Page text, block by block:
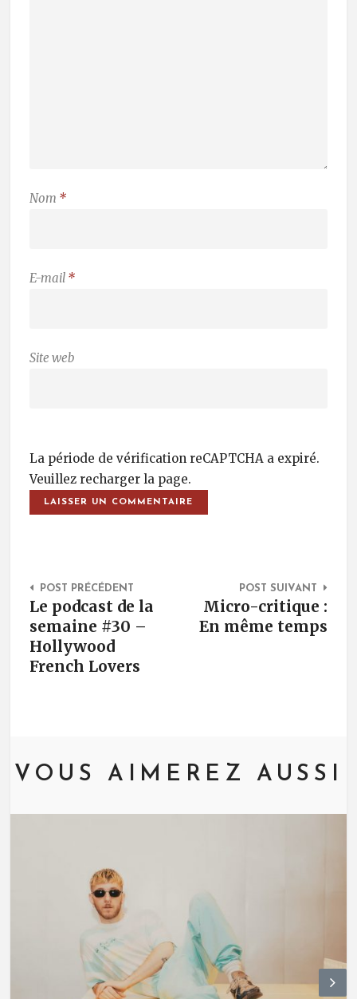
Nom *
E-mail *
Site web
La période de vérification reCAPTCHA a expiré.
Veuillez recharger la page.
Post Navigation
POST PRÉCÉDENT
Le podcast de la
semaine #30 –
Hollywood
French Lovers
POST SUIVANT
Micro-critique :
En même temps
VOUS AIMEREZ AUSSI